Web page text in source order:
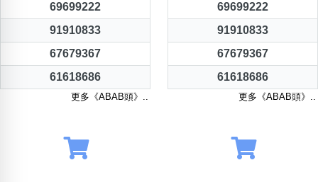
69699222
91910833
67679367
61618686
更多《ABAB頭》..
69699222
91910833
67679367
61618686
更多《ABAB頭》..